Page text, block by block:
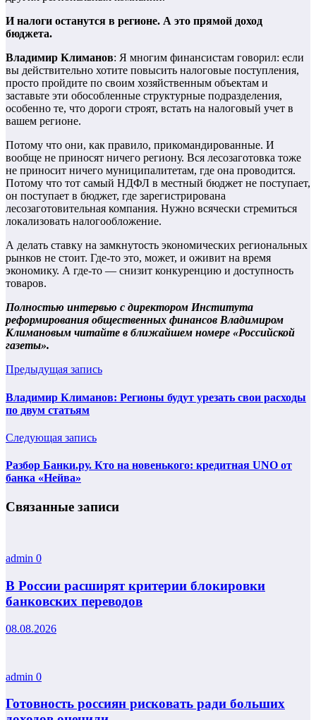
И налоги останутся в регионе. А это прямой доход
бюджета.
Владимир Климанов: Я многим финансистам говорил: если
вы действительно хотите повысить налоговые поступления,
просто пройдите по своим хозяйственным объектам и
заставьте эти обособленные структурные подразделения,
особенно те, что дороги строят, встать на налоговый учет в
вашем регионе.
Потому что они, как правило, прикомандированные. И
вообще не приносят ничего региону. Вся лесозаготовка тоже
не приносит ничего муниципалитетам, где она проводится.
Потому что тот самый НДФЛ в местный бюджет не поступает,
он поступает в бюджет, где зарегистрирована
лесозаготовительная компания. Нужно всячески стремиться
локализовать налогообложение.
А делать ставку на замкнутость экономических региональных
рынков не стоит. Где-то это, может, и оживит на время
экономику. А где-то — снизит конкуренцию и доступность
товаров.
Полностью интервью с директором Института
реформирования общественных финансов Владимиром
Климановым читайте в ближайшем номере «Российской
газеты».
Предыдущая запись
Владимир Климанов: Регионы будут урезать свои расходы
по двум статьям
Следующая запись
Разбор Банки.ру. Кто на новенького: кредитная UNO от
банка «Нейва»
Связанные записи
admin 0
В России расширят критерии блокировки
банковских переводов
08.08.2026
admin 0
Готовность россиян рисковать ради больших